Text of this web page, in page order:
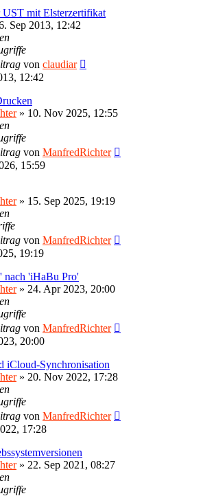
UST mit Elsterzertifikat
Sep 2013, 12:42
von claudiar
12:42
» 10. Nov 2025, 12:55
von ManfredRichter
15:59
» 15. Sep 2025, 19:19
von ManfredRichter
19:19
nach 'iHaBu Pro'
» 24. Apr 2023, 20:00
von ManfredRichter
20:00
iCloud-Synchronisation
» 20. Nov 2022, 17:28
von ManfredRichter
17:28
» 22. Sep 2021, 08:27